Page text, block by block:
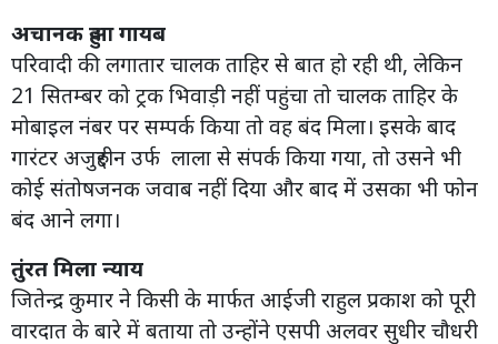
अचानक हुआ गायब
परिवादी की लगातार चालक ताहिर से बात हो रही थी, लेकिन
21 सितम्बर को ट्रक भिवाड़ी नहीं पहुंचा तो चालक ताहिर के
मोबाइल नंबर पर सम्पर्क किया तो वह बंद मिला। इसके बाद
गारंटर अजुरुद्दीन उर्फ लाला से संपर्क किया गया, तो उसने भी
कोई संतोषजनक जवाब नहीं दिया और बाद में उसका भी फोन
बंद आने लगा।
तुंरत मिला न्याय
जितेन्द्र कुमार ने किसी के मार्फत आईजी राहुल प्रकाश को पूरी
वारदात के बारे में बताया तो उन्होंने एसपी अलवर सुधीर चौधरी